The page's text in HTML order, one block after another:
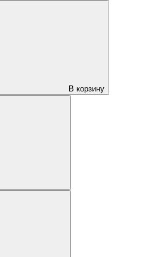
В корзину